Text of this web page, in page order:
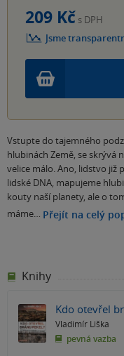
209 Kč s DPH
Jsme
Vstupte do tajemného
hlubinách Země, se skrývá
velice málo. Ano, lidstvo
lidské DNA, mapujeme
kouty naší planety, ale o
máme… Přejít na celý
Knihy
Kdo otevřel
Vladimír Liška
pevná vazba